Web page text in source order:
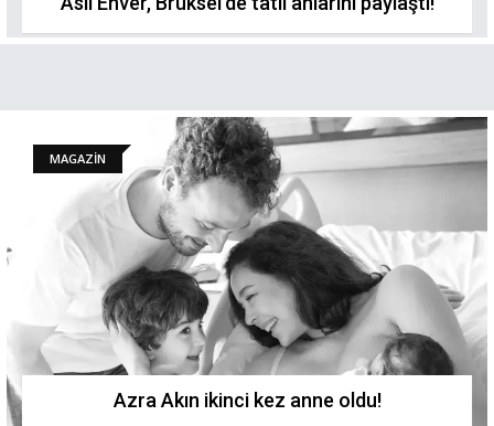
MAGAZİN
Azra Akın ikinci kez anne oldu!